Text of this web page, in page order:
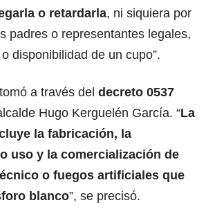
o retardarla, ni siquiera por
padres o representantes legales,
disponibilidad de un cupo”.
a través del decreto 0537
Hugo Kerguelén García. “La
la fabricación, la
uso y la comercialización de
o fuegos artificiales que
blanco”, se precisó.